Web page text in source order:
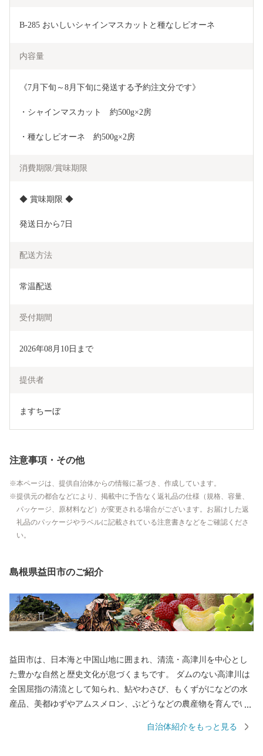
B-285 おいしいシャインマスカットと種なしピオーネ
内容量
《7月下旬～8月下旬に発送する予約注文分です》
・シャインマスカット　約500g×2房
・種なしピオーネ　約500g×2房
消費期限/賞味期限
◆ 賞味期限 ◆
発送日から7日
配送方法
常温配送
受付期間
2026年08月10日まで
提供者
ますちーぼ
注意事項・その他
本ページは、提供自治体からの情報に基づき、作成しています。
提供元の都合などにより、掲載中に予告なく返礼品の仕様（規格、容量、
パッケージ、原材料など）が変更される場合がございます。お届けした返
礼品のパッケージやラベルに記載されている注意書きなどをご確認くださ
い。
島根県益田市のご紹介
益田市は、日本海と中国山地に囲まれ、清流・高津川を中心とし
た豊かな自然と歴史文化が息づくまちです。 ダムのない高津川は
全国屈指の清流として知られ、鮎やわさび、もくずがになどの水
産品、美都ゆずやアムスメロン、ぶどうなどの農産物を育んでい
呂」を祀る神社があり、中世の町並みが今も残る文化のまちとし
自治体紹介をもっと見る